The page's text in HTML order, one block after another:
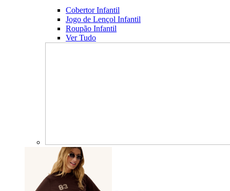
Cobertor Infantil
Jogo de Lençol Infantil
Roupão Infantil
Ver Tudo